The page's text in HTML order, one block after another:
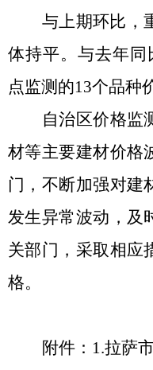
与上期环比，
体持平。 与去年同
点监测的13个品种
自治区价格监
材等主要建材价格
门，不断加强对建
发生异常波动，及
关部门，采取相应
格。
附件： 1.拉萨